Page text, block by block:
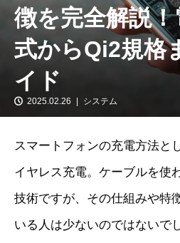
徴を完全解説
式からQi2規格
イド
2025.02.26 システム
スマートフォンの充電方法と
イヤレス充電。ケーブルを使
技術ですが、その仕組みや特
いる人は少ないのではないで